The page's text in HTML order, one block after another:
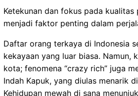
Ketekunan dan fokus pada
menjadi faktor penting dalam
Daftar orang terkaya di Indonesia
kekayaan yang luar biasa. Namun,
kota; fenomena “crazy rich” juga
Indah Kapuk, yang diulas menarik di
Kehidupan mewah di sana